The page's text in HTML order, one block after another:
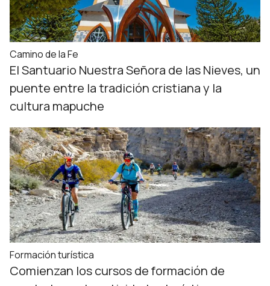
Camino de la Fe
El Santuario Nuestra Señora de las Nieves, un
puente entre la tradición cristiana y la
cultura mapuche
Formación turística
Comienzan los cursos de formación de